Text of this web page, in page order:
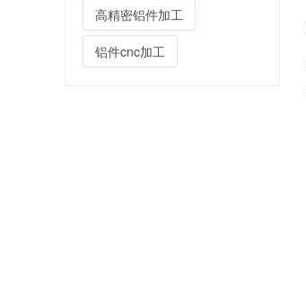
高精密铝件加工
铝件cnc加工